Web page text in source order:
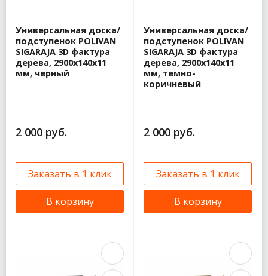
Универсальная доска/
подступенок POLIVAN
SIGARAJA 3D фактура
дерева, 2900x140x11
мм, черный
2 000 руб.
Заказать в 1 клик
В корзину
Универсальная доска/
подступенок POLIVAN
SIGARAJA 3D фактура
дерева, 2900x140x11
мм, темно-
коричневый
2 000 руб.
Заказать в 1 клик
В корзину